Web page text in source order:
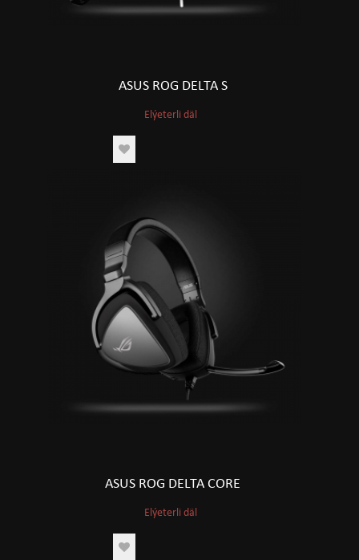
ASUS ROG DELTA S
Elýeterli däl
ASUS ROG DELTA CORE
Elýeterli däl